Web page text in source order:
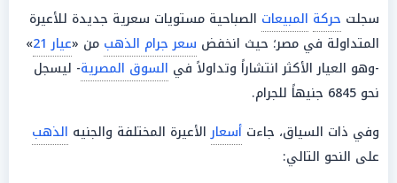
سجلت حركة المبيعات الصباحية مستويات سعرية جديدة للأعيرة
المتداولة في مصر؛ حيث انخفض سعر جرام الذهب من «عيار 21
»
-وهو العيار الأكثر انتشاراً وتداولاً في السوق المصرية- ليسجل
نحو 6845 جنيهاً للجرام.
وفي ذات السياق، جاءت أسعارالأعيرة المختلفة والجنيه الذهب
على النحو التالي: